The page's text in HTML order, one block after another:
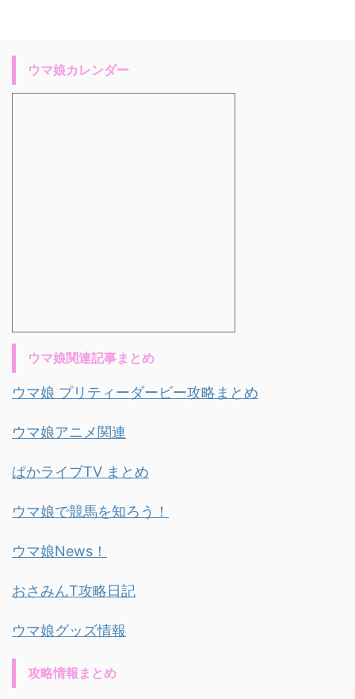
ウマ娘カレンダー
ウマ娘関連記事まとめ
ウマ娘 プリティーダービー攻略まとめ
ウマ娘アニメ関連
ぱかライブTV まとめ
ウマ娘で競馬を知ろう！
ウマ娘News！
おさみんT攻略日記
ウマ娘グッズ情報
攻略情報まとめ